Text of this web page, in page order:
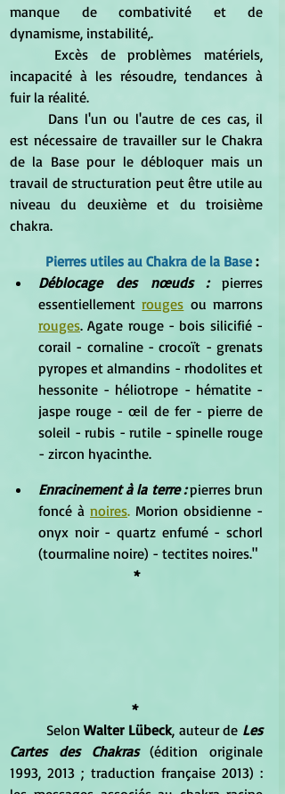
manque de combativité et de
dynamisme, instabilité,.
incapacité à les résoudre, tendances à
fuir la réalité.
est nécessaire de travailler sur le Chakra
de la Base pour le débloquer mais un
travail de structuration peut être utile au
niveau du deuxième et du troisième
chakra.
Pierres utiles au Chakra de la Base :
Déblocage des nœuds : pierres
essentiellement rouges
rouges. Agate rouge - bois silicifié -
corail - cornaline - crocoït - grenats
pyropes et almandins - rhodolites et
hessonite - héliotrope - hématite -
jaspe rouge - œil de fer - pierre de
soleil - rubis - rutile - spinelle rouge
- zircon hyacinthe.
Enracinement à la terre : pierres brun
foncé à noires. Morion obsidienne -
onyx noir - quartz enfumé - schorl
(tourmaline noire) - tectites noires."
*
*
	Selon
Walter Lübeck, auteur de Les
Cartes des Chakras (édition originale
1993, 2013 ; traduction française 2013) :